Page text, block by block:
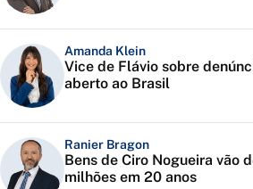
Amanda Klein
Vice de Flávio sobre
aberto ao Brasil
Ranier Bragon
Bens de Ciro Nogueira vão
milhões em 20 anos